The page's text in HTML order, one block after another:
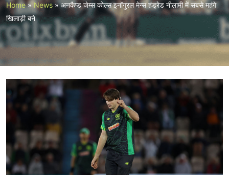
Home»News»अनकैप्ड जेम्स कोल्स इनॉगुरल मेन्स हंड्रेड नीलामी में सबसे महंगे
खिलाड़ी बने